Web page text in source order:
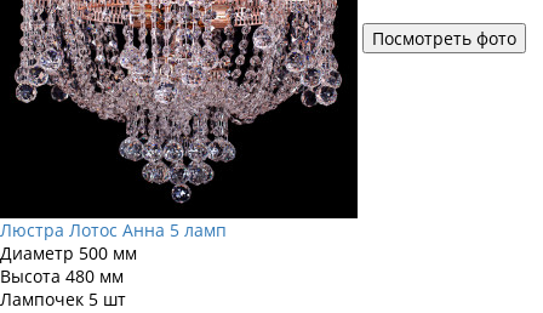
Посмотреть фото
Люстра Лотос Анна 5 ламп
Диаметр 500 мм
Высота 480 мм
Лампочек 5 шт